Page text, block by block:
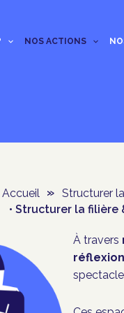
NOS ACTIONS
Accueil » Structurer
• Structurer la filière
À travers